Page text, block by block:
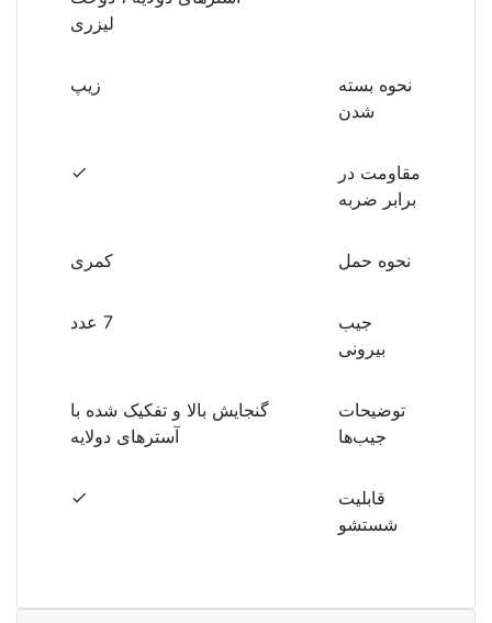
لیزری
نحوه بسته
شدن
زیپ
مقاومت در
برابر ضربه
نحوه حمل کمری
جیب
بیرونی
7 عدد
توضیحات
جیب‌ها
گنجایش بالا و تفکیک شده با
آسترهای دولایه
قابلیت
شستشو